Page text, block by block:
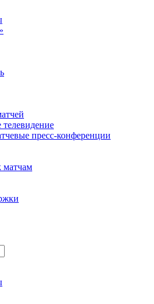
пресс-конференции
матчам